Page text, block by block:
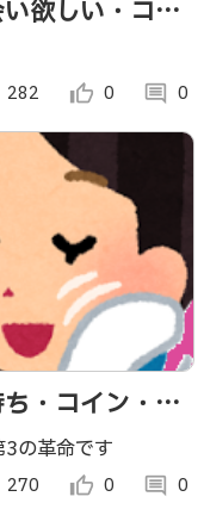
欲しい・コイ
282 thumb_up_alt 0 comment 0
・コイン・オ
の革命です
270 thumb_up_alt 0 comment 0